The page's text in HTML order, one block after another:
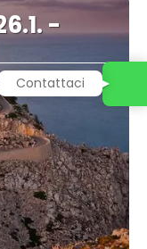
-
5 NOTTI
Contattaci